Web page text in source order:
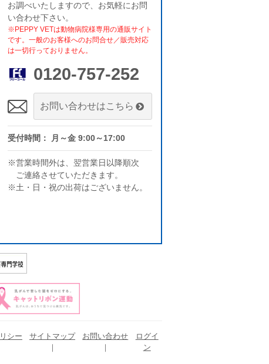
お調べいたしますので、お気軽にお問
い合わせ下さい。
※PEPPY VETは動物病院様専用の通販サイト
です。一般のお客様へのお問合せ／販売対応
は一切行っておりません。
0120-757-252
お問い合わせはこちら
受付時間： 月～金 9:00～17:00
※営業時間外は、翌営業日以降順次
ご連絡させていただきます。
※土・日・祝の出荷はございません。
シー サイトマップ お問い合わせ
ログイ
ン